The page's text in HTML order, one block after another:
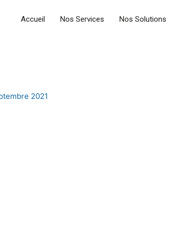
Accueil Nos Services Nos Solutions
2021